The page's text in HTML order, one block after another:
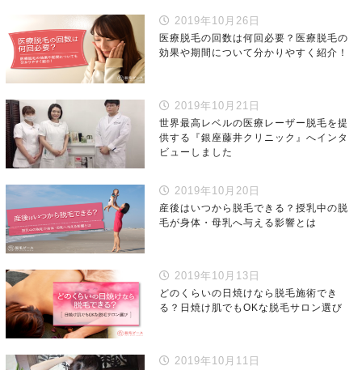
2019年10月26日
医療脱毛の回数は何回必要？医療脱毛の
効果や期間について分かりやすく紹介！
2019年10月21日
世界最高レベルの医療レーザー脱毛を提
供する『銀座藤井クリニック』へインタ
ビューしました
2019年10月20日
産後はいつから脱毛できる？授乳中の脱
毛が身体・母乳へ与える影響とは
2019年10月13日
どのくらいの日焼けなら脱毛施術でき
る？日焼け肌でもOKな脱毛サロン選び
2019年10月11日